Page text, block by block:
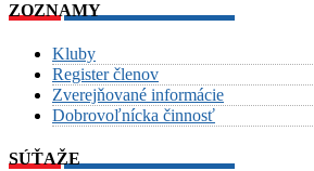
ZOZNAMY
Kluby
Register členov
Zverejňované informácie
Dobrovoľnícka činnosť
SÚŤAŽE